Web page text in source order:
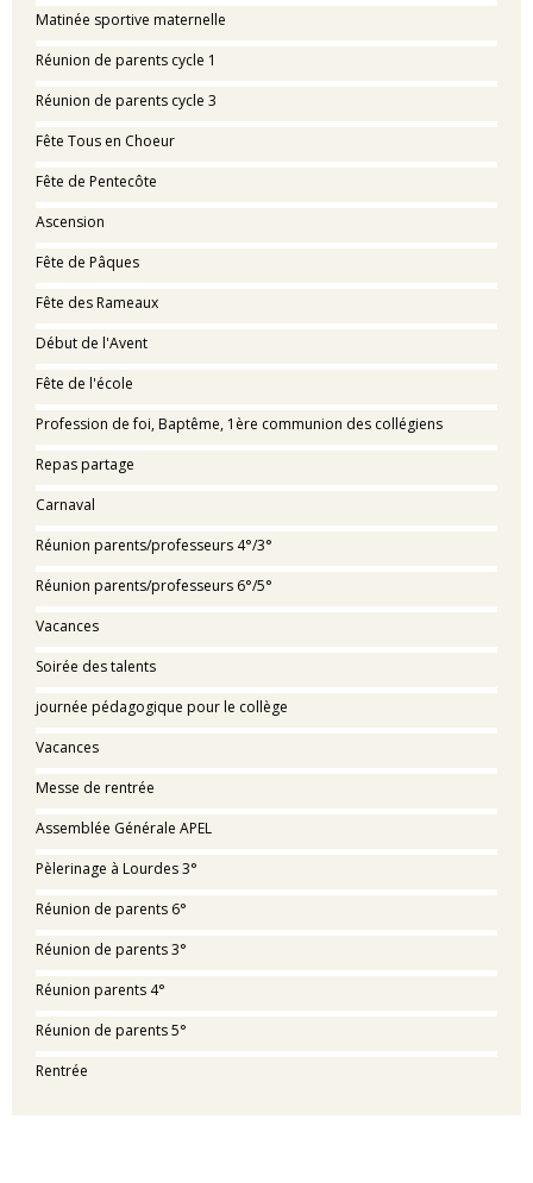
Matinée sportive maternelle
Réunion de parents cycle 1
Réunion de parents cycle 3
Fête Tous en Choeur
Fête de Pentecôte
Ascension
Fête de Pâques
Fête des Rameaux
Début de l'Avent
Fête de l'école
Profession de foi, Baptême, 1ère communion des collégiens
Repas partage
Carnaval
Réunion parents/professeurs 4°/3°
Réunion parents/professeurs 6°/5°
Vacances
Soirée des talents
journée pédagogique pour le collège
Vacances
Messe de rentrée
Assemblée Générale APEL
Pèlerinage à Lourdes 3°
Réunion de parents 6°
Réunion de parents 3°
Réunion parents 4°
Réunion de parents 5°
Rentrée